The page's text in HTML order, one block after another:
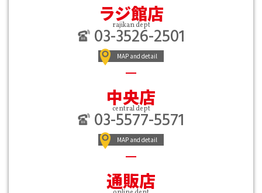
ラジ館店
rajikan dept
03-3526-2501
MAP and detail
中央店
central dept
03-5577-5571
MAP and detail
通販店